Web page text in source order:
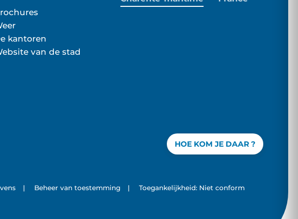
kantoren
van de stad
HOE KOM JE DAAR ?
| Beheer van toestemming |
Toegankelijkheid: Niet conform